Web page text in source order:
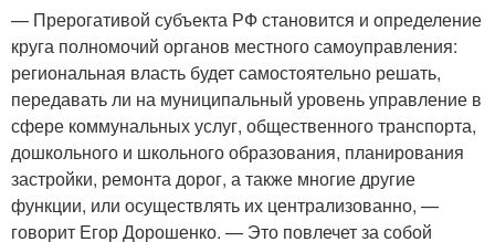
— Прерогативой субъекта РФ становится и определение
круга полномочий органов местного самоуправления:
региональная власть будет самостоятельно решать,
передавать ли на муниципальный уровень управление в
сфере коммунальных услуг, общественного транспорта,
дошкольного и школьного образования, планирования
застройки, ремонта дорог, а также многие другие
функции, или осуществлять их централизованно, —
говорит Егор Дорошенко. — Это повлечет за собой